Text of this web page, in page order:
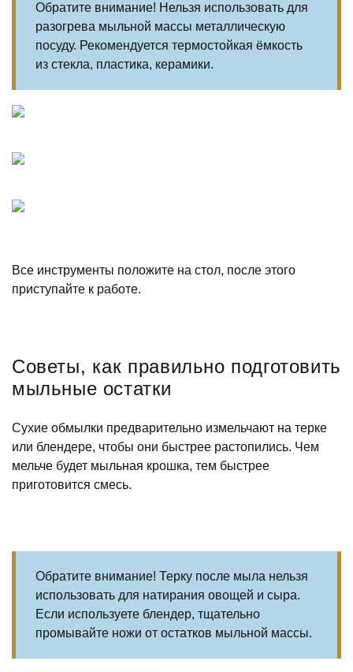
Обратите внимание! Нельзя использовать для
разогрева мыльной массы металлическую
посуду. Рекомендуется термостойкая ёмкость
из стекла, пластика, керамики.
Все инструменты положите на стол, после этого
приступайте к работе.
Советы, как правильно подготовить
мыльные остатки
Сухие обмылки предварительно измельчают на терке
или блендере, чтобы они быстрее растопились. Чем
мельче будет мыльная крошка, тем быстрее
приготовится смесь.
Обратите внимание! Терку после мыла нельзя
использовать для натирания овощей и сыра.
Если используете блендер, тщательно
промывайте ножи от остатков мыльной массы.